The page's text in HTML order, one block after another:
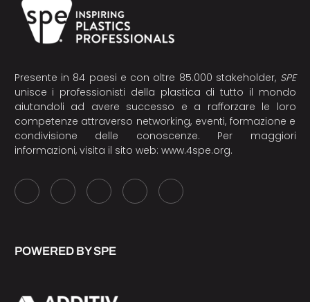
Presente in 84 paesi e con oltre 85.000 stakeholder, SPE
unisce i professionisti della plastica di tutto il mondo
aiutandoli ad avere successo e a rafforzare le loro
competenze attraverso networking, eventi, formazione e
condivisione delle conoscenze. Per maggiori
informazioni, visita il sito web: www.4spe.org.
POWERED BY SPE